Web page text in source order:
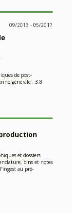
09/2013 - 05/2017
de post-
générale : 3.8
et dossiers
bins et notes
au pré-